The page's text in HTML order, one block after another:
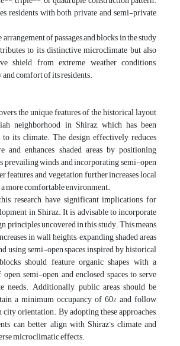
residents with both private and semi-private
of passages and blocks in the study
to its distinctive microclimate but also
shield from extreme weather conditions,
comfort of its residents.
the unique features of the historical layout
neighborhood in Shiraz, which has been
its climate. The design effectively reduces
and enhances shaded areas by positioning
prevailing winds and incorporating semi-open
features and vegetation further increases local
more comfortable environment.
research have significant implications for
in Shiraz. It is advisable to incorporate
principles uncovered in this study. This means
in wall heights, expanding shaded areas
using semi-open spaces inspired by historical
should feature organic shapes with a
semi-open, and enclosed spaces to serve
needs. Additionally, public areas should be
a minimum occupancy of 60% and follow
orientation. By adopting these approaches,
can better align with Shiraz’s climate and
microclimatic effects.